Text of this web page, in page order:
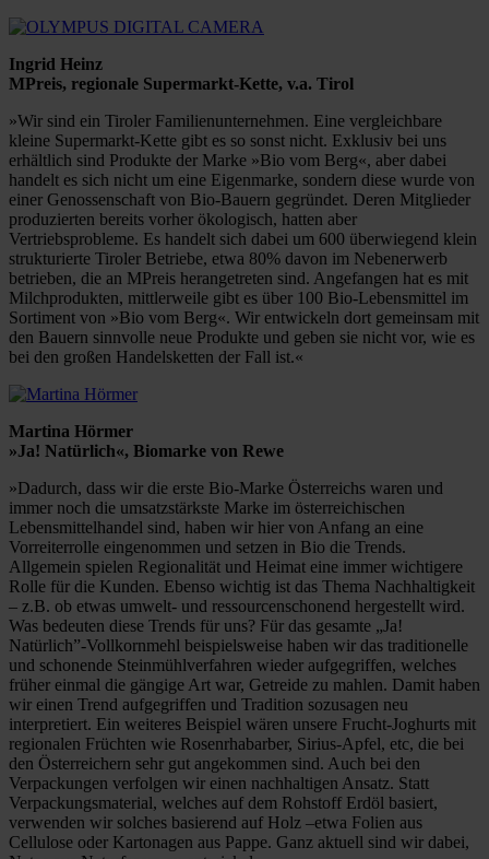
Ingrid Heinz
MPreis, regionale Supermarkt-Kette, v.a. Tirol
»Wir sind ein Tiroler Familienunternehmen. Eine vergleichbare
kleine Supermarkt-Kette gibt es so sonst nicht. Exklusiv bei uns
erhältlich sind Produkte der Marke »Bio vom Berg«, aber dabei
handelt es sich nicht um eine Eigenmarke, sondern diese wurde von
einer Genossenschaft von Bio-Bauern gegründet. Deren Mitglieder
produzierten bereits vorher ökologisch, hatten aber
Vertriebsprobleme. Es handelt sich dabei um 600 überwiegend klein
strukturierte Tiroler Betriebe, etwa 80% davon im Nebenerwerb
betrieben, die an MPreis herangetreten sind. Angefangen hat es mit
Milchprodukten, mittlerweile gibt es über 100 Bio-Lebensmittel im
Sortiment von »Bio vom Berg«. Wir entwickeln dort gemeinsam mit
den Bauern sinnvolle neue Produkte und geben sie nicht vor, wie es
bei den großen Handelsketten der Fall ist.«
Martina Hörmer
»Ja! Natürlich«, Biomarke von Rewe
»Dadurch, dass wir die erste Bio-Marke Österreichs waren und
immer noch die umsatzstärkste Marke im österreichischen
Lebensmittelhandel sind, haben wir hier von Anfang an eine
Vorreiterrolle eingenommen und setzen in Bio die Trends.
Allgemein spielen Regionalität und Heimat eine immer wichtigere
Rolle für die Kunden. Ebenso wichtig ist das Thema Nachhaltigkeit
– z.B. ob etwas umwelt- und ressourcenschonend hergestellt wird.
Was bedeuten diese Trends für uns? Für das gesamte „Ja!
Natürlich”-Vollkornmehl beispielsweise haben wir das traditionelle
und schonende Steinmühlverfahren wieder aufgegriffen, welches
früher einmal die gängige Art war, Getreide zu mahlen. Damit haben
wir einen Trend aufgegriffen und Tradition sozusagen neu
interpretiert. Ein weiteres Beispiel wären unsere Frucht-Joghurts mit
regionalen Früchten wie Rosenrhabarber, Sirius-Apfel, etc, die bei
den Österreichern sehr gut angekommen sind. Auch bei den
Verpackungen verfolgen wir einen nachhaltigen Ansatz. Statt
Verpackungsmaterial, welches auf dem Rohstoff Erdöl basiert,
verwenden wir solches basierend auf Holz –etwa Folien aus
Cellulose oder Kartonagen aus Pappe. Ganz aktuell sind wir dabei,